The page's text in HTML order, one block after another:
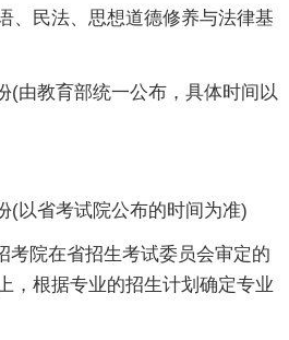
民法、思想道德修养与法律基
教育部统一公布，具体时间以
省考试院公布的时间为准)
院在省招生考试委员会审定的
，根据专业的招生计划确定专业